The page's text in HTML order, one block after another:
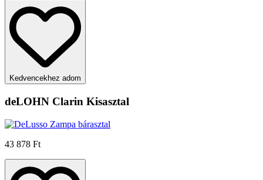
Kedvencekhez adom
deLOHN Clarin Kisasztal
43 878 Ft